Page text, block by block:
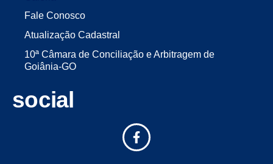
Fale Conosco
Atualização Cadastral
10ª Câmara de Conciliação e Arbitragem de
Goiânia-GO
social